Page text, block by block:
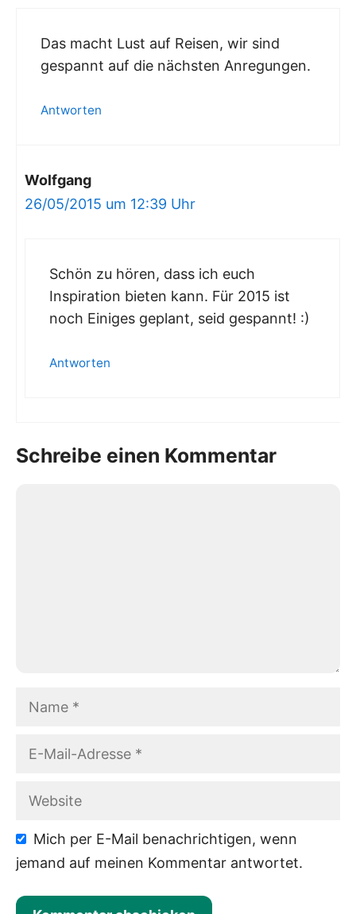
Das macht Lust auf Reisen, wir sind
gespannt auf die nächsten Anregungen.
Antworten
Wolfgang
26/05/2015 um 12:39 Uhr
Schön zu hören, dass ich euch
Inspiration bieten kann. Für 2015 ist
noch Einiges geplant, seid gespannt! :)
Antworten
Schreibe einen Kommentar
Website
Mich per E-Mail benachrichtigen, wenn
jemand auf meinen Kommentar antwortet.